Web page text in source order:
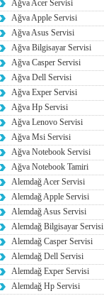
Ağva Acer Servisi
Ağva Apple Servisi
Ağva Asus Servisi
Ağva Bilgisayar Servisi
Ağva Casper Servisi
Ağva Dell Servisi
Ağva Exper Servisi
Ağva Hp Servisi
Ağva Lenovo Servisi
Ağva Msi Servisi
Ağva Notebook Servisi
Ağva Notebook Tamiri
Alemdağ Acer Servisi
Alemdağ Apple Servisi
Alemdağ Asus Servisi
Alemdağ Bilgisayar Servisi
Alemdağ Casper Servisi
Alemdağ Dell Servisi
Alemdağ Exper Servisi
Alemdağ Hp Servisi